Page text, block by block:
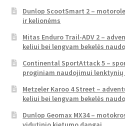
Dunlop ScootSmart 2 –
ir kelionėms
Mitas Enduro Trail-ADV 2 –
keliui bei lengvam bekelės
Continental SportAttack 5 –
proginiam naudojimui
Metzeler Karoo 4 Street –
keliui bei lengvam bekelės
Dunlop Geomax MX34 –